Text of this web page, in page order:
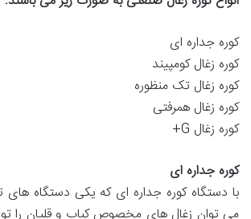
کوره جداره ای
کوره زغال کومپیند
کوره زغال تک منظوره
کوره زغال همرفتی
کوره زغال G+
کوره جداره ای
با دستگاه کوره جداره ای که یکی دستگاه های
می توان زغال های مخصوص کباب و قلیان را